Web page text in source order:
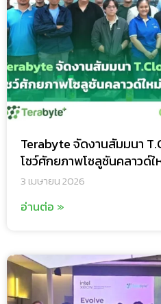
Terabyte จัดงานสัมมนา
โชว์ศักยภาพโซลูชันคลาวด์
3 เมษายน 2026
อ่านต่อ »